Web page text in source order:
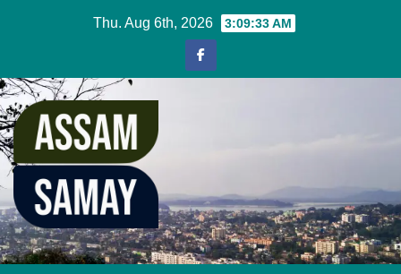
Thu. Aug 6th, 2026 3:09:34 AM